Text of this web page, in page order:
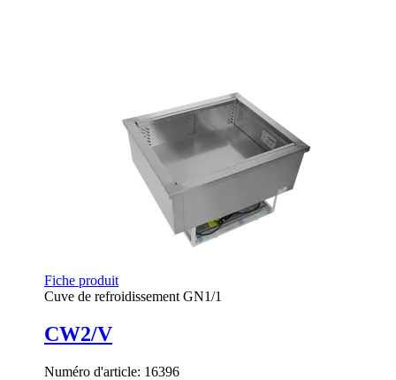
Fiche produit
Cuve de refroidissement GN1/1
CW2/V
Numéro d'article: 16396